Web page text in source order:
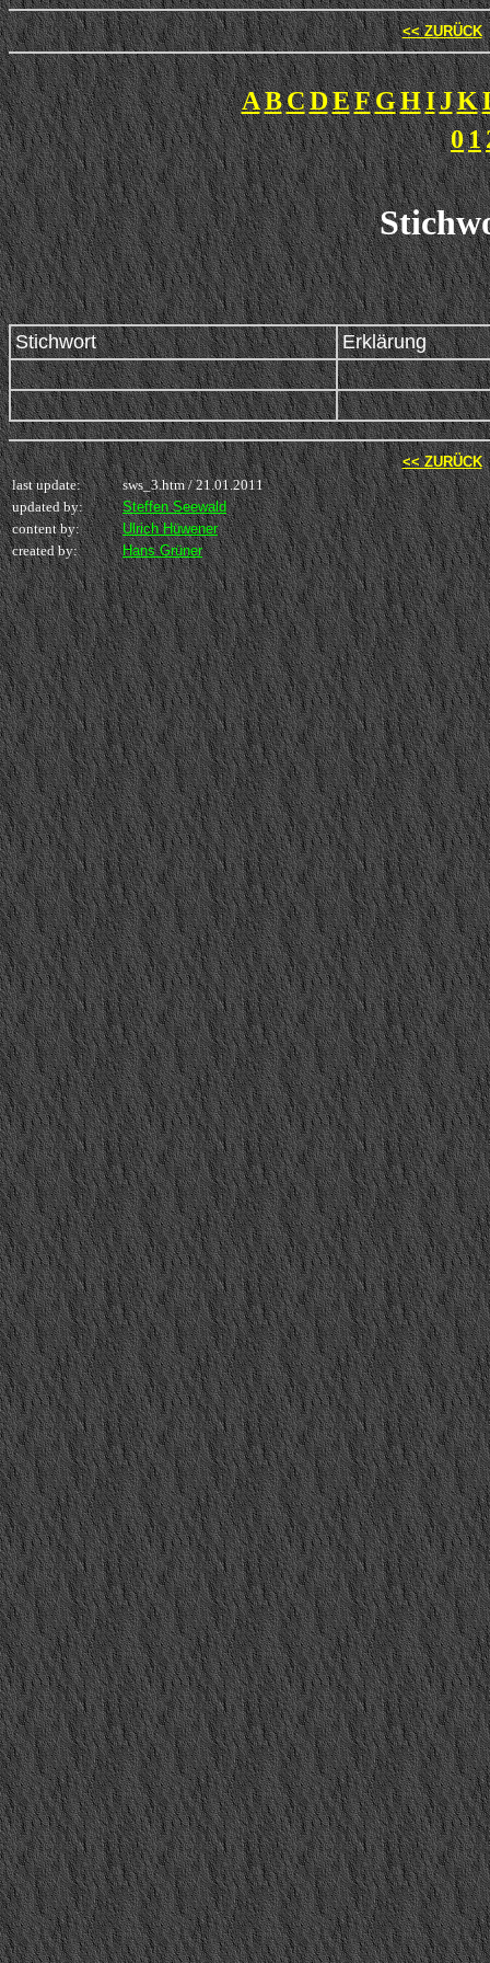
<< ZURÜCK
ABCDEFGHIJK
01
Stichwort Erklärung
<< ZURÜCK
last update:
sws_3.htm /21.01.2011
updated by:
Steffen Seewald
content by:
Ulrich Hüwener
created by:
Hans Grüner